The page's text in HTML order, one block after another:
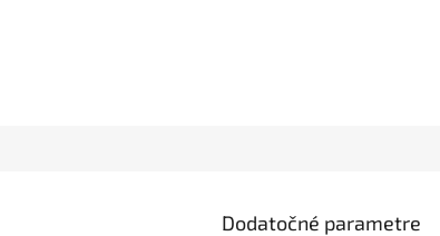
Dodatočné parametre